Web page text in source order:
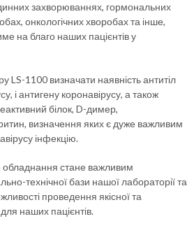
захворюваннях, гормональних
онкологічних хворобах та інше,
на благо наших пацієнтів у
LS-1100 визначати наявність антитіл
і антигену коронавірусу, а також
білок, D-димер,
визначення яких є дуже важливим
інфекцію.
стане важливим
технічної бази нашої лабораторії та
проведення якісної та
наших пацієнтів.